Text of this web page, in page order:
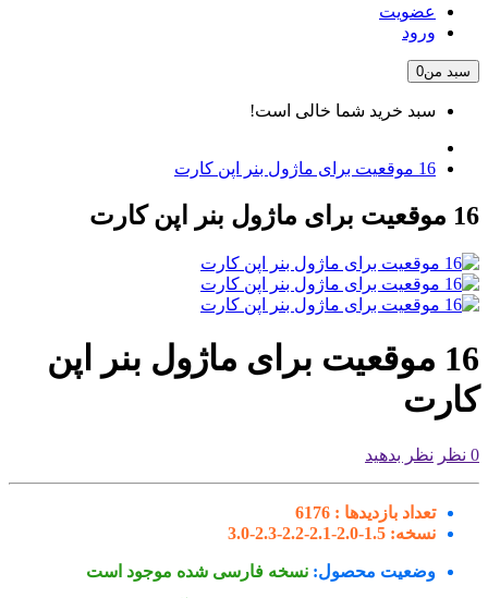
عضویت
ورود
من0
سبد خرید شما خالی است!
16 موقعیت برای ماژول بنر اپن کارت
کارت
16 موقعیت برای ماژول بنر اپن
نظر بدهید
تعداد بازدیدها : 6176
نسخه: 1.5-2.0-2.1-2.2-2.3-3.0
وضعیت محصول:نسخه فارسی شده موجود است